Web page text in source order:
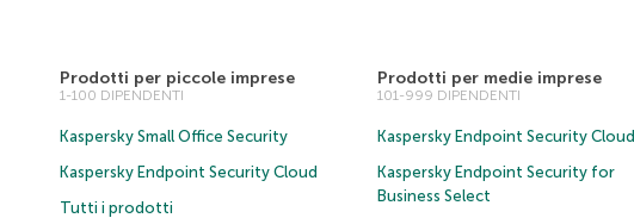
Prodotti per piccole imprese
1-100 DIPENDENTI
Kaspersky Small Office Security
Kaspersky Endpoint Security Cloud
Tutti i prodotti
Prodotti per medie imprese
101-999 DIPENDENTI
Kaspersky Endpoint Security Cloud
Kaspersky Endpoint Security for
Business Select